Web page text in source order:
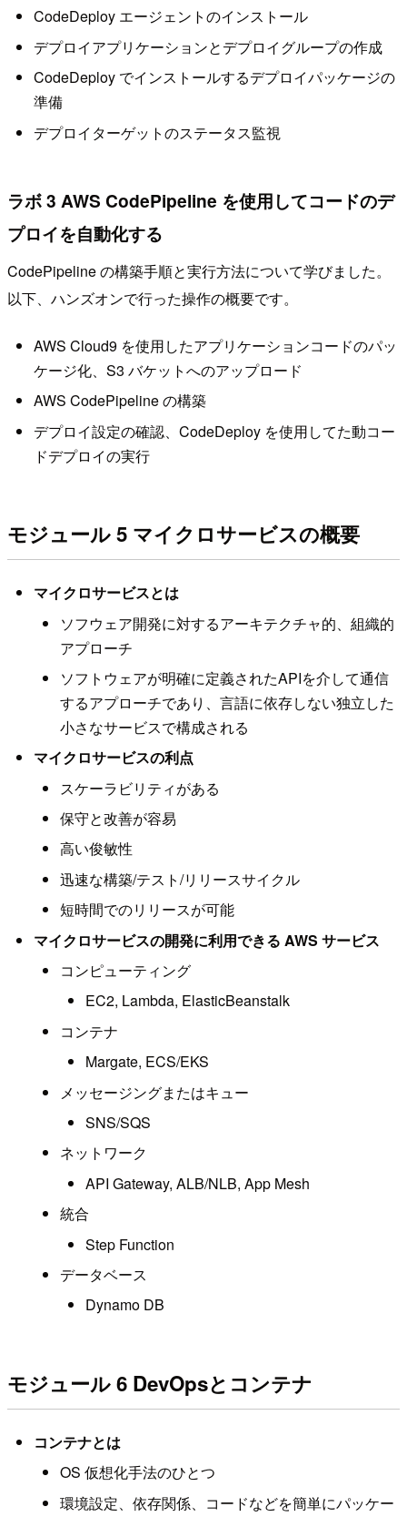
CodeDeploy エージェントのインストール
デプロイアプリケーションとデプロイグループの作成
CodeDeploy でインストールするデプロイパッケージの
準備
デプロイターゲットのステータス監視
ラボ 3 AWS CodePipeline を使用してコードのデ
プロイを自動化する
CodePipeline の構築手順と実行方法について学びました。
以下、ハンズオンで行った操作の概要です。
AWS Cloud9 を使用したアプリケーションコードのパッ
ケージ化、S3 バケットへのアップロード
AWS CodePipeline の構築
デプロイ設定の確認、CodeDeploy を使用してた動コー
ドデプロイの実行
モジュール 5 マイクロサービスの概要
マイクロサービスとは
ソフウェア開発に対するアーキテクチャ的、組織的
アプローチ
ソフトウェアが明確に定義されたAPIを介して通信
するアプローチであり、言語に依存しない独立した
小さなサービスで構成される
マイクロサービスの利点
スケーラビリティがある
保守と改善が容易
高い俊敏性
迅速な構築/テスト/リリースサイクル
短時間でのリリースが可能
マイクロサービスの開発に利用できる AWS サービス
コンピューティング
EC2, Lambda, ElasticBeanstalk
コンテナ
Margate, ECS/EKS
メッセージングまたはキュー
SNS/SQS
ネットワーク
API Gateway, ALB/NLB, App Mesh
統合
Step Function
データベース
Dynamo DB
モジュール 6 DevOpsとコンテナ
コンテナとは
OS 仮想化手法のひとつ
環境設定、依存関係、コードなどを簡単にパッケー